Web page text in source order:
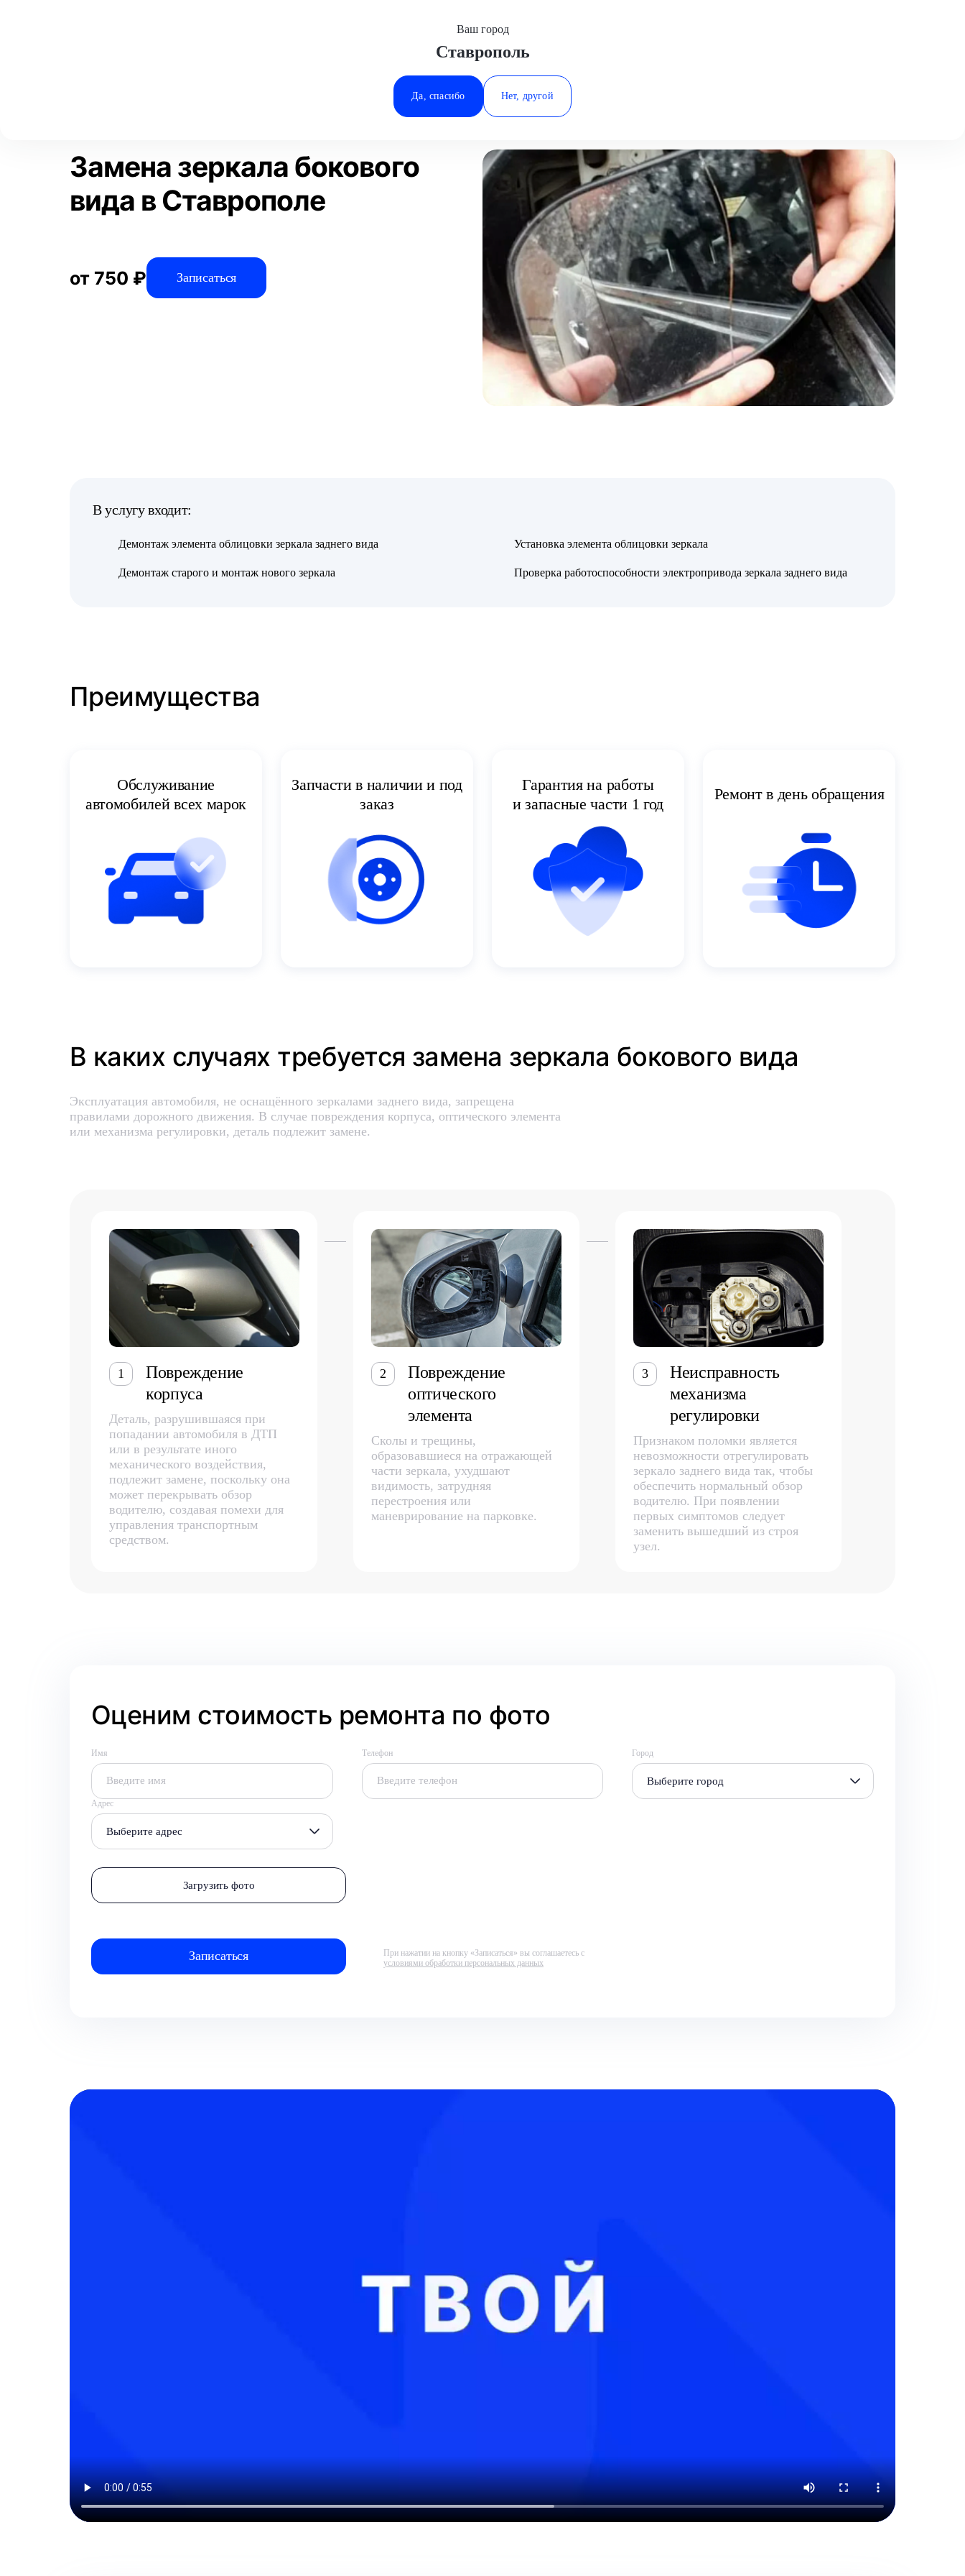
Минеральные Воды
Ростов-на-Дону
Ставрополь
Ваш город
Ставрополь
Да, спасибо Нет, другой
Замена зеркала бокового вида
Статьи
Замена зеркала бокового
вида в Ставрополе
от 750 ₽ Записаться
В услугу входит:
Демонтаж элемента облицовки зеркала заднего вида
Демонтаж старого и монтаж нового зеркала
Установка элемента облицовки зеркала
Проверка работоспособности электропривода зеркала заднего вида
Преимущества
Обслуживание
автомобилей всех марок
Запчасти в наличии и под
заказ
Гарантия на работы
и запасные части 1 год
Ремонт в день обращения
В каких случаях требуется замена зеркала бокового вида
Эксплуатация автомобиля, не оснащённого зеркалами заднего вида, запрещена
правилами дорожного движения. В случае повреждения корпуса, оптического элемента
или механизма регулировки, деталь подлежит замене.
1
Повреждение
корпуса
Деталь, разрушившаяся при
попадании автомобиля в ДТП
или в результате иного
механического воздействия,
подлежит замене, поскольку она
может перекрывать обзор
водителю, создавая помехи для
управления транспортным
средством.
2
Повреждение
оптического
элемента
Сколы и трещины,
образовавшиеся на отражающей
части зеркала, ухудшают
видимость, затрудняя
перестроения или
маневрирование на парковке.
3
Неисправность
механизма
регулировки
Признаком поломки является
невозможности отрегулировать
зеркало заднего вида так, чтобы
обеспечить нормальный обзор
водителю. При появлении
первых симптомов следует
заменить вышедший из строя
узел.
Оценим стоимость ремонта по фото
Имя Телефон Город
Выберите город
Адрес
Выберите адрес
Загрузить фото
При нажатии на кнопку «Записаться» вы соглашаетесь с
условиями обработки персональных данных